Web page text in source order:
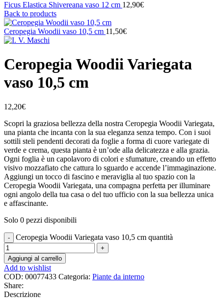
Ficus Elastica Shivereana vaso 12 cm 12,90€
Back to products
Ceropegia Woodii vaso 10,5 cm 11,50€
Ceropegia Woodii Variegata
vaso 10,5 cm
12,20€
Scopri la graziosa bellezza della nostra Ceropegia Woodii Variegata,
una pianta che incanta con la sua eleganza senza tempo. Con i suoi
sottili steli pendenti decorati da foglie a forma di cuore variegate di
verde e crema, questa pianta è un’ode alla delicatezza e alla grazia.
Ogni foglia è un capolavoro di colori e sfumature, creando un effetto
visivo mozzafiato che cattura lo sguardo e accende l’immaginazione.
Aggiungi un tocco di fascino e meraviglia al tuo spazio con la
Ceropegia Woodii Variegata, una compagna perfetta per illuminare
ogni angolo della tua casa o del tuo ufficio con la sua bellezza unica
e affascinante.
Solo 0 pezzi disponibili
Ceropegia Woodii Variegata vaso 10,5 cm quantità
Aggiungi al carrello
Add to wishlist
COD: 00077433 Categoria: Piante da interno
Share:
Descrizione